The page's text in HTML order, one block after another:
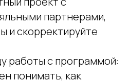
партнерами,
и скорректируйте
работы с программой:
понимать, как